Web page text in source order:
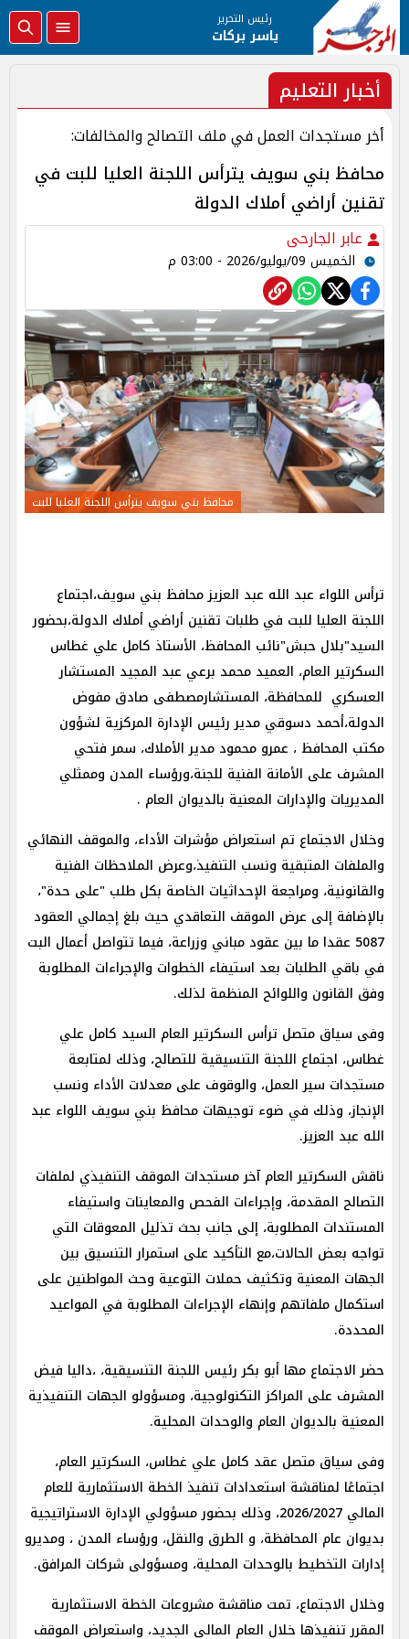
رئيس التحرير
ياسر بركات
أخبار التعليم
أخر مستجدات العمل في ملف التصالح والمخالفات:
محافظ بني سويف يترأس اللجنة العليا للبت في
تقنين أراضي أملاك الدولة
عابر الجارحى
الخميس 09/يوليو/2026 - 03:00 م
محافظ بني سويف يترأس اللجنة العليا للبت
ترأس اللواء عبد الله عبد العزيز محافظ بني سويف،اجتماع
اللجنة العليا للبت في طلبات تقنين أراضي أملاك الدولة،بحضور
السيد"بلال حبش"نائب المحافظ، الأستاذ كامل علي غطاس
السكرتير العام، العميد محمد برعي عبد المجيد المستشار
العسكري للمحافظة، المستشارمصطفى صادق مفوض
الدولة،أحمد دسوقي مدير رئيس الإدارة المركزية لشؤون
مكتب المحافظ ، عمرو محمود مدير الأملاك، سمر فتحي
المشرف على الأمانة الفنية للجنة،ورؤساء المدن وممثلي
المديريات والإدارات المعنية بالديوان العام .
وخلال الاجتماع تم استعراض مؤشرات الأداء، والموقف النهائي
والملفات المتبقية ونسب التنفيذ،وعرض الملاحظات الفنية
والقانونية، ومراجعة الإحداثيات الخاصة بكل طلب "على حدة"،
بالإضافة إلى عرض الموقف التعاقدي حيث بلغ إجمالي العقود
5087 عقدا ما بين عقود مباني وزراعة، فيما تتواصل أعمال البت
في باقي الطلبات بعد استيفاء الخطوات والإجراءات المطلوبة
وفق القانون واللوائح المنظمة لذلك.
وفى سياق متصل ترأس السكرتير العام السيد كامل علي
غطاس، اجتماع اللجنة التنسيقية للتصالح، وذلك لمتابعة
مستجدات سير العمل، والوقوف على معدلات الأداء ونسب
الإنجاز، وذلك في ضوء توجيهات محافظ بني سويف اللواء عبد
الله عبد العزيز.
ناقش السكرتير العام آخر مستجدات الموقف التنفيذي لملفات
التصالح المقدمة، وإجراءات الفحص والمعاينات واستيفاء
المستندات المطلوبة، إلى جانب بحث تذليل المعوقات التي
تواجه بعض الحالات،مع التأكيد على استمرار التنسيق بين
الجهات المعنية وتكثيف حملات التوعية وحث المواطنين على
استكمال ملفاتهم وإنهاء الإجراءات المطلوبة في المواعيد
المحددة.
حضر الاجتماع مها أبو بكر رئيس اللجنة التنسيقية، ،داليا فيض
المشرف على المراكز التكنولوجية، ومسؤولو الجهات التنفيذية
المعنية بالديوان العام والوحدات المحلية.
وفى سياق متصل عقد كامل علي غطاس، السكرتير العام،
اجتماعًا لمناقشة استعدادات تنفيذ الخطة الاستثمارية للعام
المالي 2026/2027، وذلك بحضور مسؤولي الإدارة الاستراتيجية
بديوان عام المحافظة، و الطرق والنقل، ورؤساء المدن ، ومديرو
إدارات التخطيط بالوحدات المحلية، ومسؤولى شركات المرافق.
وخلال الاجتماع، تمت مناقشة مشروعات الخطة الاستثمارية
المقرر تنفيذها خلال العام المالي الجديد، واستعراض الموقف